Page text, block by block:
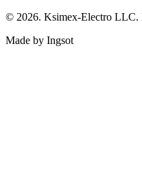
© 2026. Ksimex-Electro LLC.
Made by Ingsot